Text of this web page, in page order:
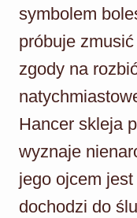
symbolem
próbuje
zgody na
Hancer skleja
wyznaje
jego ojcem
dochodzi do